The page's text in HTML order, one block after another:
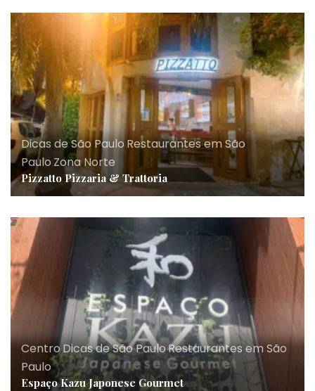
Dicas de São Paulo,Restaurantes em São
Paulo,Zona Norte
Pizzatto Pizzaria & Trattoria
Centro,Dicas de São Paulo,Restaurantes em São
Paulo
Espaço Kazu Japonese Gourmet